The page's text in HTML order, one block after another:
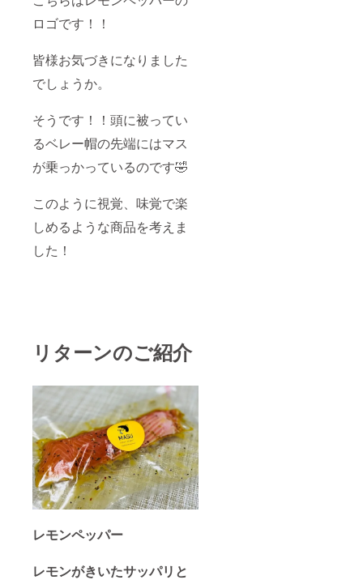
ロゴです！！
皆様お気づきになりました
でしょうか。
そうです！！頭に被ってい
るベレー帽の先端にはマス
が乗っかっているのです🤣
このように視覚、味覚で楽
しめるような商品を考えま
した！
リターンのご紹介
レモンペッパー
レモンがきいたサッパリと